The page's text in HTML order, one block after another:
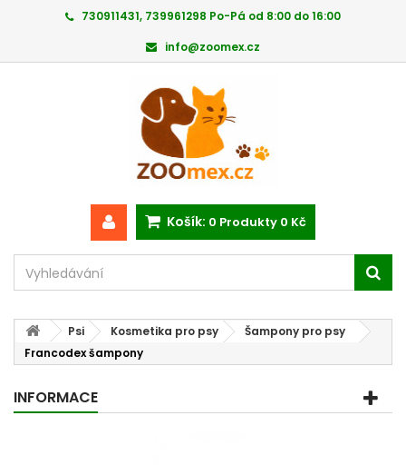
730911431, 739961298 Po-Pá od 8:00 do 16:00
info@zoomex.cz
Košík: 0 Produkty 0 Kč
Psi Kosmetika pro psy
Šampony pro psy
Francodex šampony
INFORMACE